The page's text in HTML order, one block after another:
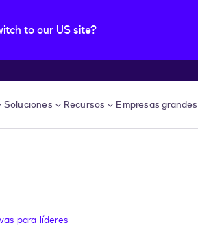
to our US site?
Soluciones Recursos Empresas grandes
para líderes